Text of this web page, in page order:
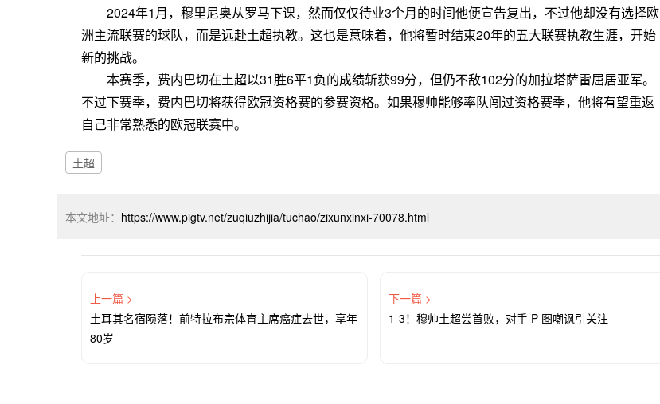
2024年1月，穆里尼奥从罗马下课，然而仅仅待业3个月的时间他便宣告复出，不过他却没有选择欧
洲主流联赛的球队，而是远赴土超执教。这也是意味着，他将暂时结束20年的五大联赛执教生涯，开始
新的挑战。
本赛季，费内巴切在土超以31胜6平1负的成绩斩获99分，但仍不敌102分的加拉塔萨雷屈居亚军。
不过下赛季，费内巴切将获得欧冠资格赛的参赛资格。如果穆帅能够率队闯过资格赛季，他将有望重返
自己非常熟悉的欧冠联赛中。
土超
本文地址： https://www.pigtv.net/zuqiuzhijia/tuchao/zixunxinxi-70078.html
上一篇 >
土耳其名宿陨落！前特拉布宗体育主席癌症去世，享年
80岁
下一篇 >
1-3！穆帅土超尝首败，对手 P 图嘲讽引关注